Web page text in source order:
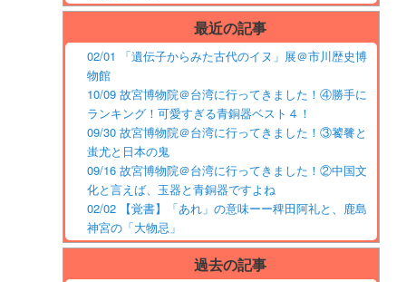
最近の記事
02/01 「遺伝子からみた古代のイヌ」展＠市川歴史博
物館
10/09 故宮博物院＠台湾に行ってきました！④勝手に
ランキング！可愛すぎる青銅器ベスト４！
09/30 故宮博物院＠台湾に行ってきました！③饕餮と
蚩尤と日本の鬼
09/16 故宮博物院＠台湾に行ってきました！②中国文
化と言えば、玉器と青銅器ですよね
02/02 【覚書】「あれ」の意味ーー稗田阿礼と、鹿島
神宮の「大物忌」
過去の記事